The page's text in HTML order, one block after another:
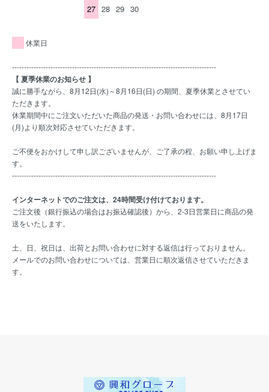
27 28 29 30
休業日
-------------------------------------------------------------------------------------
【 夏季休業のお知らせ 】
誠に勝手ながら、8月12日(水)～8月16日(日) の期間、夏季休業とさせてい
ただきます。
休業期間中にご注文いただいた商品の発送・お問い合わせには、8月17日
(月)より順次対応させていただきます。
ご不便をおかけして申し訳ございませんが、ご了承の程、お願い申し上げま
す。
-------------------------------------------------------------------------------------
インターネットでのご注文は、24時間受け付けております。
ご注文後（銀行振込の場合はお振込確認後）から、2-3日営業日に商品の発
送をいたします。
土、日、祝日は、出荷とお問い合わせに対する返信は行っておりません。
メールでのお問い合わせについては、営業日に順次返信させていただきま
す。